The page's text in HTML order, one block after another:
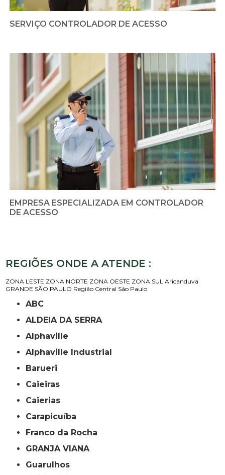
SERVIÇO CONTROLADOR DE ACESSO
EMPRESA ESPECIALIZADA EM CONTROLADOR
DE ACESSO
REGIÕES ONDE A ATENDE :
ZONA LESTE ZONA NORTE ZONA OESTE ZONA SUL Aricanduva
GRANDE SÃO PAULO Região Central São Paulo
ABC
ALDEIA DA SERRA
Alphaville
Alphaville Industrial
Barueri
Caieiras
Caierias
Carapicuíba
Franco da Rocha
GRANJA VIANA
Guarulhos